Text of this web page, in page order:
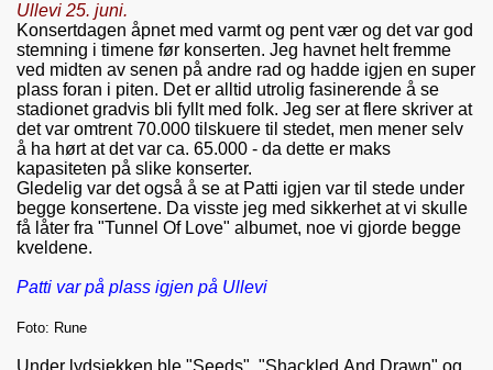
Ullevi 25. juni.
Konsertdagen åpnet med varmt og pent vær og det var god
stemning i timene før konserten. Jeg havnet helt fremme
ved midten av senen på andre rad og hadde igjen en super
plass foran i piten. Det er alltid utrolig fasinerende å se
stadionet gradvis bli fyllt med folk. Jeg ser at flere skriver at
det var omtrent 70.000 tilskuere til stedet, men mener selv
å ha hørt at det var ca. 65.000 - da dette er maks
kapasiteten på slike konserter.
Gledelig var det også å se at Patti igjen var til stede under
begge konsertene. Da visste jeg med sikkerhet at vi skulle
få låter fra "Tunnel Of Love" albumet, noe vi gjorde begge
kveldene.
Patti var på plass igjen på Ullevi
Foto: Rune
Under lydsjekken ble "Seeds", "Shackled And Drawn" og